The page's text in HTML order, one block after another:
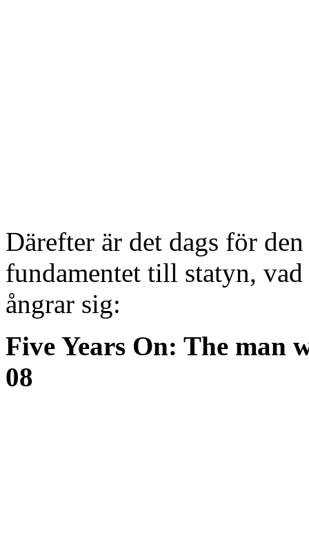
Därefter är det dags för
fundamentet till statyn, vad
ångrar sig:
Five Years On: The man
08